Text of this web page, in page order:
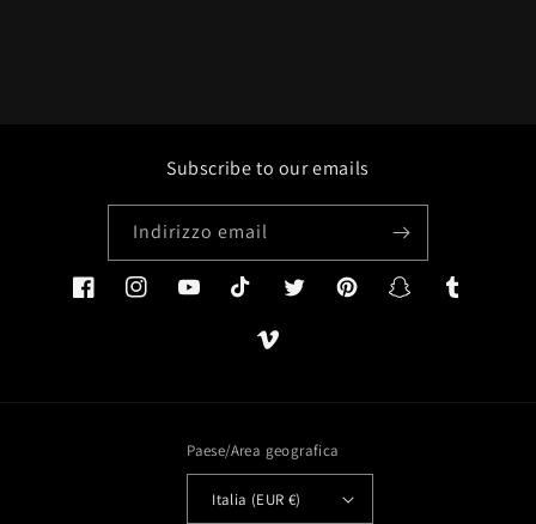
Subscribe to our emails
Indirizzo email
FacebookInstagramYouTubeTikTok TwitterPinterestSnapchatTumblr
Vimeo
Paese/Area geografica
Italia (EUR €)